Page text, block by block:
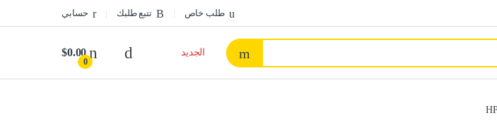
طلب خاص تتبع طلبك حسابي
الجديد
0
$0.00